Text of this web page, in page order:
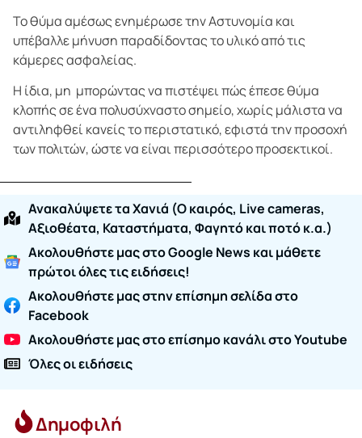
Το θύμα αμέσως ενημέρωσε την Αστυνομία και
υπέβαλλε μήνυση παραδίδοντας το υλικό από τις
κάμερες ασφαλείας.
Η ίδια, μη μπορώντας να πιστέψει πώς έπεσε θύμα
κλοπής σε ένα πολυσύχναστο σημείο, χωρίς μάλιστα να
αντιληφθεί κανείς το περιστατικό, εφιστά την προσοχή
των πολιτών, ώστε να είναι περισσότερο προσεκτικοί.
Ανακαλύψετε τα Χανιά (O καιρός, Live cameras,
Αξιοθέατα, Καταστήματα, Φαγητό και ποτό κ.α.)
Ακολουθήστε μας στο Google News και μάθετε
πρώτοι όλες τις ειδήσεις!
Ακολουθήστε μας στην επίσημη σελίδα στο
Facebook
Ακολουθήστε μας στο επίσημο κανάλι στο Youtube
Όλες οι ειδήσεις
Δημοφιλή